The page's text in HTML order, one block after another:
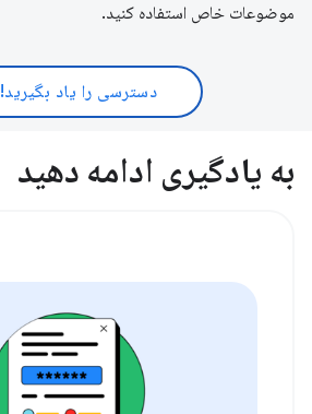
موضوعات خاص استفاده کنید.
دسترسی را یاد بگیرید!
به یادگیری ادامه دهید